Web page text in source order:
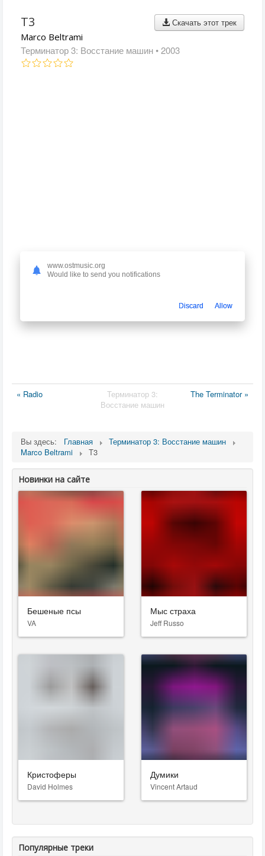
Скачать этот трек
T3
Marco Beltrami
Терминатор 3: Восстание машин • 2003
« Radio
Терминатор 3:
Восстание машин
The Terminator »
Вы здесь: Главная
Терминатор 3: Восстание машин
Marco Beltrami
T3
Новинки на сайте
Бешеные псы
VA
Мыс страха
Jeff Russo
Кристоферы
David Holmes
Думики
Vincent Artaud
Популярные треки
www.ostmusic.org
Would like to send you notifications
Discard Allow